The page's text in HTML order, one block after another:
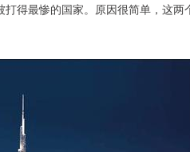
得最惨的国家。原因很简单，这